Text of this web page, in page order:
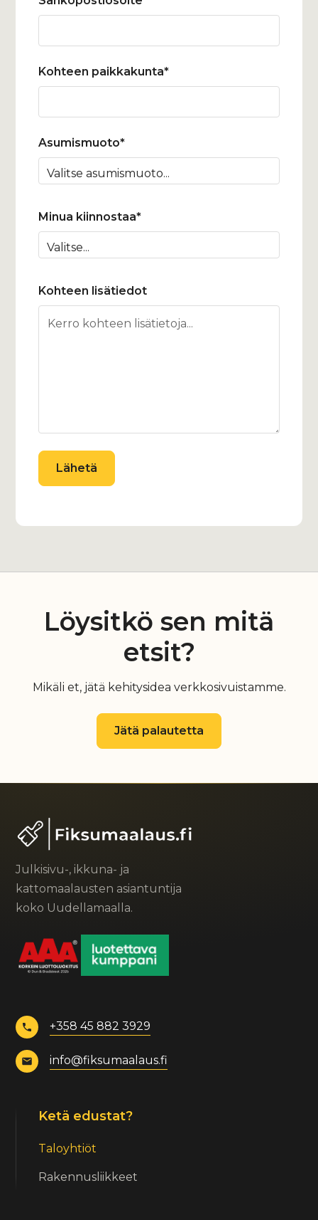
Kohteen paikkakunta*
Asumismuoto*
Minua kiinnostaa*
Kohteen lisätiedot
Löysitkö sen mitä
etsit?
Mikäli et, jätä kehitysidea verkkosivuistamme.
Jätä palautetta
Julkisivu-, ikkuna- ja
kattomaalausten asiantuntija
koko Uudellamaalla.
+358 45 882 3929
info@fiksumaalaus.fi
Ketä edustat?
Taloyhtiöt
Rakennusliikkeet